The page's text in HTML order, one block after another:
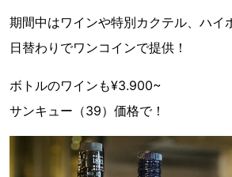
期間中はワインや特別カクテル、ハイ
日替わりでワンコインで提供！
ボトルのワインも¥3.900~
サンキュー（39）価格で！